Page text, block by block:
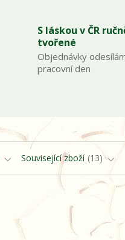
S láskou v ČR
tvořené
Objednávky
pracovní den
Související zboží 13